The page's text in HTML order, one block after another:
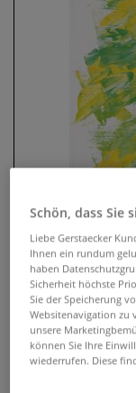
MUSEO®
Schön, dass Sie
Liebe Gerstaecker
Ihnen ein rundum
haben
Sicherheit höchste
Sie der Speicherung
Websitenavigation zu
unsere
können Sie Ihre
wiederrufen. Diese